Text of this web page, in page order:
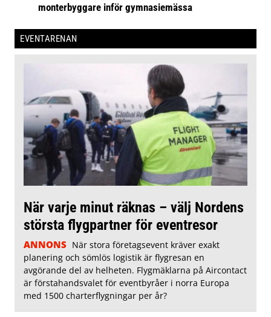
monterbyggare inför gymnasiemässa
EVENTARENAN
När varje minut räknas – välj Nordens
största flygpartner för eventresor
ANNONS När stora företagsevent kräver exakt
planering och sömlös logistik är flygresan en
avgörande del av helheten. Flygmäklarna på Aircontact
är förstahandsvalet för eventbyråer i norra Europa
med 1500 charterflygningar per år?